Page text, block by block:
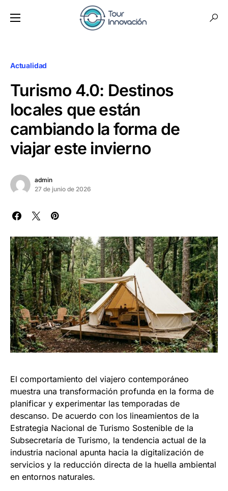
Actualidad
Turismo 4.0: Destinos
locales que están
cambiando la forma de
viajar este invierno
admin
27 de junio de 2026
El comportamiento del viajero contemporáneo
muestra una transformación profunda en la forma de
planificar y experimentar las temporadas de
descanso. De acuerdo con los lineamientos de la
Estrategia Nacional de Turismo Sostenible de la
Subsecretaría de Turismo, la tendencia actual de la
industria nacional apunta hacia la digitalización de
servicios y la reducción directa de la huella ambiental
en entornos naturales.